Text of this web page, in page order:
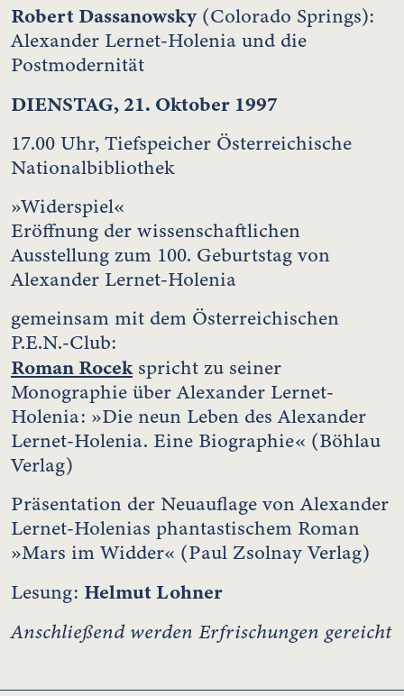
Robert Dassanowsky(Colorado Springs):
Alexander Lernet-Holenia und die
Postmodernität
DIENSTAG, 21. Oktober 1997
17.00 Uhr, Tiefspeicher Österreichische
Nationalbibliothek
»Widerspiel«
Eröffnung der wissenschaftlichen
Ausstellung zum 100. Geburtstag von
Alexander Lernet-Holenia
gemeinsam mit dem Österreichischen
P.E.N.-Club:
Roman Rocekspricht zu seiner
Monographie über Alexander Lernet-
Holenia: »Die neun Leben des Alexander
Lernet-Holenia. Eine Biographie« (Böhlau
Verlag)
Präsentation der Neuauflage von Alexander
Lernet-Holenias phantastischem Roman
»Mars im Widder« (Paul Zsolnay Verlag)
Lesung: Helmut Lohner
Anschließend werden Erfrischungen gereicht